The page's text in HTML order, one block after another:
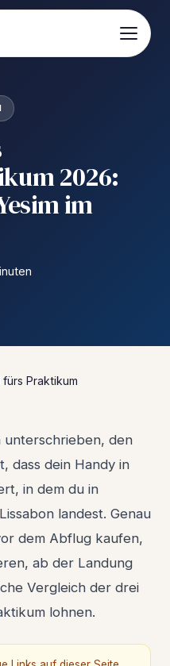
2026:
im
Praktikum
unterschrieben, den
dass dein Handy in
in dem du in
landest. Genau
dem Abflug kaufen,
ab der Landung
Vergleich der drei
lohnen.